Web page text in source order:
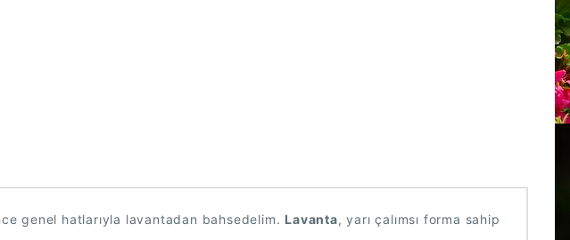
genel hatlarıyla lavantadan bahsedelim. Lavanta, yarı çalımsı forma sahip olan,